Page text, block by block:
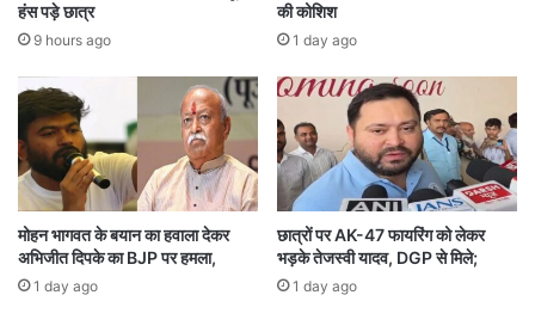
ख्य
मं
अ
रु
सा
व
ने
ने
ह
रू
हंस पड़े छात्र
9 hours ago
की कोशिश
1 day ago
मोहन भागवत के बयान का हवाला देकर
अभिजीत दिपके का BJP पर हमला,
1 day ago
छात्रों पर AK-47 फायरिंग को लेकर
भड़के तेजस्वी यादव, DGP से मिले;
1 day ago